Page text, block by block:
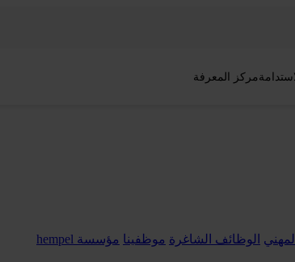
مركز المعرفة
الوظائف الشاغرة موظفينا مؤسسة hempel